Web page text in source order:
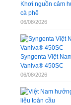
Khơi nguồn cảm
cà phê
06/08/2026
Syngenta Việt
Vaniva® 450SC
06/08/2026